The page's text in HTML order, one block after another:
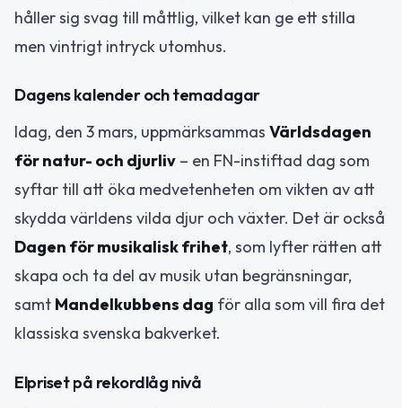
håller sig svag till måttlig, vilket kan ge ett stilla
men vintrigt intryck utomhus.
Dagens kalender och temadagar
Idag, den 3 mars, uppmärksammas Världsdagen
för natur- och djurliv – en FN-instiftad dag som
syftar till att öka medvetenheten om vikten av att
skydda världens vilda djur och växter. Det är också
Dagen för musikalisk frihet, som lyfter rätten att
skapa och ta del av musik utan begränsningar,
samt Mandelkubbens dag för alla som vill fira det
klassiska svenska bakverket.
Elpriset på rekordlåg nivå